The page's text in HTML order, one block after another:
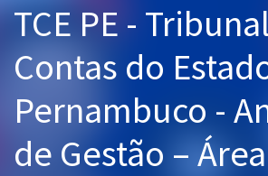
Cursos 20% OFF
Pós
Graduação
OAB
TCE PE -
Contas do
Pernambuco -
de Gestão –